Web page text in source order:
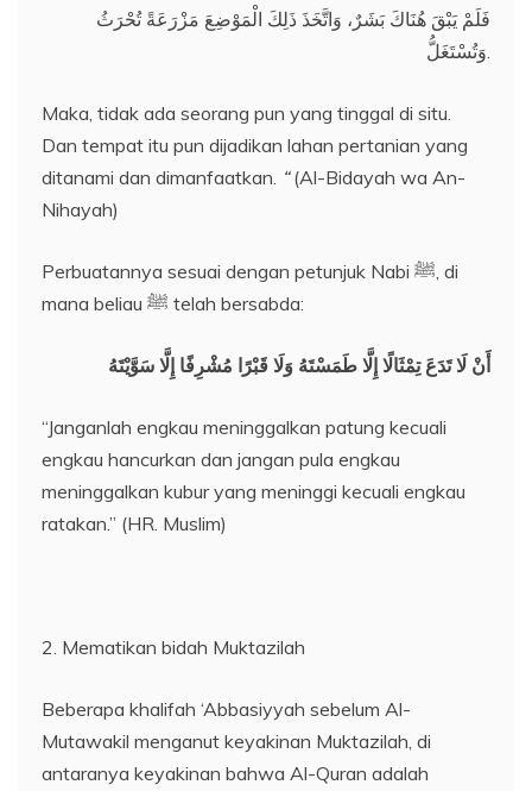
فَلَمْ يَبْقَ هُنَاكَ بَشَرٌ، وَاتَّخَذَ ذَلِكَ الْمَوْضِعَ مَزْرَعَةً تُحْرَثُ
وَتُسْتَغَلُّ.
Maka, tidak ada seorang pun yang tinggal di situ.
Dan tempat itu pun dijadikan lahan pertanian yang
ditanami dan dimanfaatkan. “(Al-Bidayah wa An-
Nihayah)
Perbuatannya sesuai dengan petunjuk Nabi ﷺ, di
mana beliau ﷺ telah bersabda:
أَنْ لَا تَدَعَ تِمْثَالًا إِلَّا طَمَسْتَهُ وَلَا قَبْرًا مُشْرِفًا إِلَّا سَوَّيْتَهُ
“Janganlah engkau meninggalkan patung kecuali
engkau hancurkan dan jangan pula engkau
meninggalkan kubur yang meninggi kecuali engkau
ratakan.” (HR. Muslim)
2. Mematikan bidah Muktazilah
Beberapa khalifah ‘Abbasiyyah sebelum Al-
Mutawakil menganut keyakinan Muktazilah, di
antaranya keyakinan bahwa Al-Quran adalah